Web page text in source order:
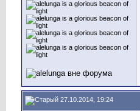
27.10.2014, 19:24